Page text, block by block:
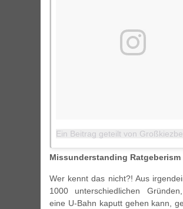
Missunderstanding Ratgeberism
Wer kennt das nicht?! Aus
1000 unterschiedlichen
eine U-Bahn kaputt gehen kann,